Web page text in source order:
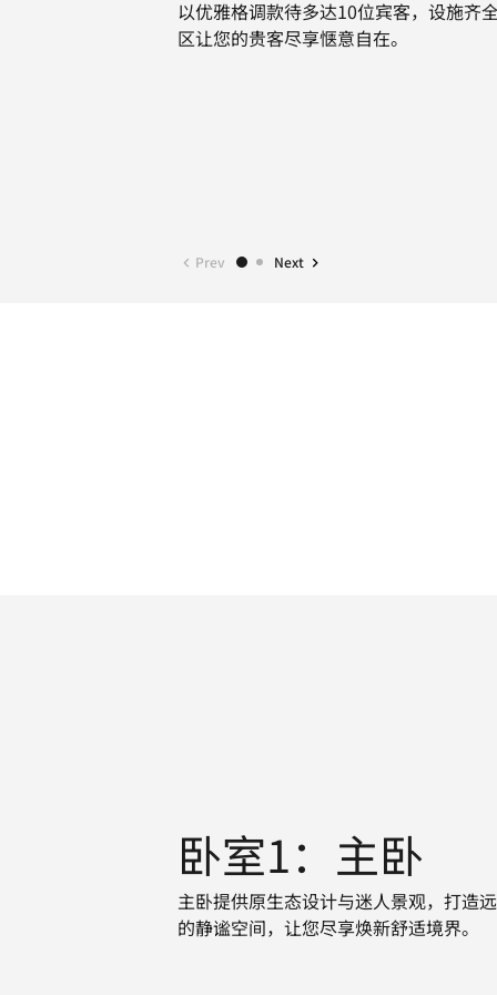
以优雅格调款待多达10位宾客，设施齐
区让您的贵客尽享惬意自在。
Prev Next
卧室1：主卧
主卧提供原生态设计与迷人景观，打造
的静谧空间，让您尽享焕新舒适境界。